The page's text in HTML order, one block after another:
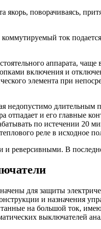
поворачиваясь,
ток
аппарата,
включения и
элемента при
недопустимо
отпадает и его главные
по истечении 20
реле в исходное
реверсивными. В
для защиты
и назначения
на большой ток,
выключателей